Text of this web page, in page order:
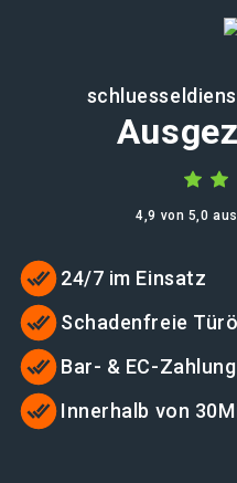
4,9 von 5,0
24/7 im Einsatz
Schadenfreie
Bar- & EC-Zahlung
Innerhalb von